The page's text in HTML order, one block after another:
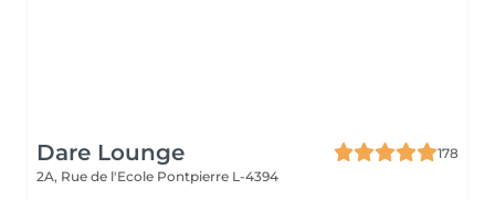
Dare Lounge
178
2A, Rue de l'Ecole Pontpierre L-4394